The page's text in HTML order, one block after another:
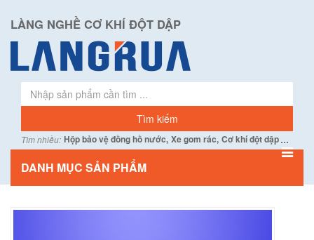
LÀNG NGHỀ CƠ KHÍ ĐỘT DẬP
Tìm nhiều: Hộp bảo vệ đồng hồ nước, Xe gom rác, Cơ khí đột dập...
DANH MỤC SẢN PHẨM